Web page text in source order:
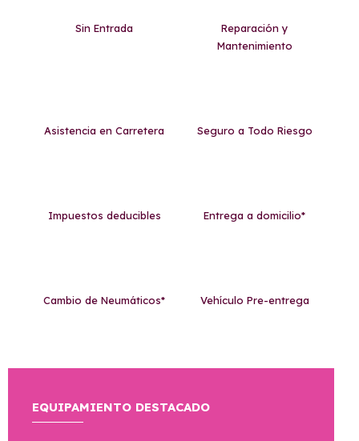
Sin Entrada
Reparación y
Mantenimiento
Asistencia en Carretera Seguro a Todo Riesgo
Impuestos deducibles Entrega a domicilio*
Cambio de Neumáticos* Vehículo Pre-entrega
EQUIPAMIENTO DESTACADO